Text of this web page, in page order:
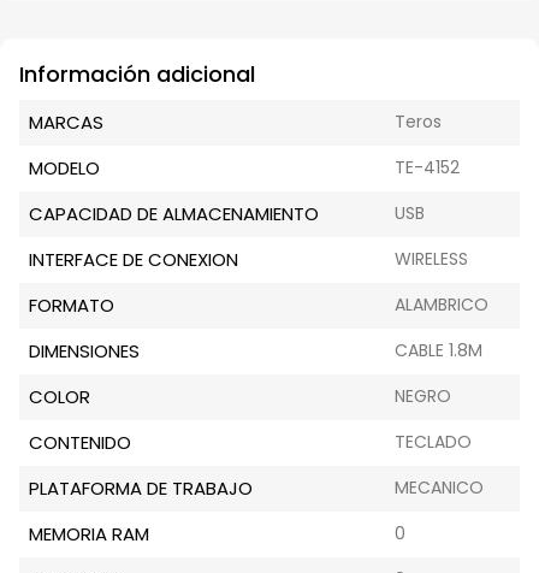
Información adicional
MARCAS Teros
MODELO TE-4152
CAPACIDAD DE ALMACENAMIENTO USB
INTERFACE DE CONEXION WIRELESS
FORMATO ALAMBRICO
DIMENSIONES CABLE 1.8M
COLOR NEGRO
CONTENIDO TECLADO
PLATAFORMA DE TRABAJO MECANICO
MEMORIA RAM 0